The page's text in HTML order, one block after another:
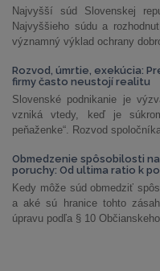
Najvyšší súd Slovenskej
Najvyššieho súdu a
významný výklad ochrany
Rozvod, úmrtie, exekúcia:
firmy často neustojí realitu
Slovenské podnikanie je
vzniká vtedy, keď je
peňaženke“. Rozvod
Obmedzenie spôsobilosti
poruchy: Od ultima ratio k
Kedy môže súd obmedziť
a aké sú hranice tohto
úpravu podľa § 10